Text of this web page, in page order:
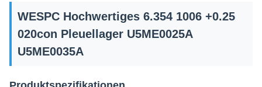
WESPC Hochwertiges 6.354 1006 +0.25
020con Pleuellager U5ME0025A
U5ME0035A